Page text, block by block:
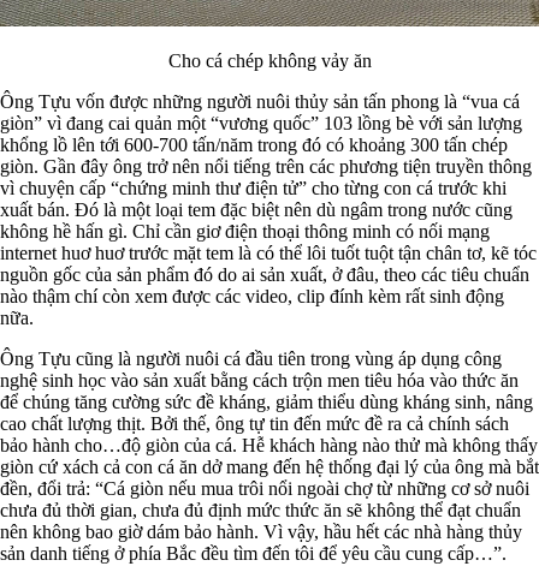
Cho cá chép không vảy ăn
Ông Tựu vốn được những người nuôi thủy sản tấn phong là “vua cá
giòn” vì đang cai quản một “vương quốc” 103 lồng bè với sản lượng
khổng lồ lên tới 600-700 tấn/năm trong đó có khoảng 300 tấn chép
giòn. Gần đây ông trở nên nổi tiếng trên các phương tiện truyền thông
vì chuyện cấp “chứng minh thư điện tử” cho từng con cá trước khi
xuất bán. Đó là một loại tem đặc biệt nên dù ngâm trong nước cũng
không hề hấn gì. Chỉ cần giơ điện thoại thông minh có nối mạng
internet huơ huơ trước mặt tem là có thể lôi tuốt tuột tận chân tơ, kẽ tóc
nguồn gốc của sản phẩm đó do ai sản xuất, ở đâu, theo các tiêu chuẩn
nào thậm chí còn xem được các video, clip đính kèm rất sinh động
nữa.
Ông Tựu cũng là người nuôi cá đầu tiên trong vùng áp dụng công
nghệ sinh học vào sản xuất bằng cách trộn men tiêu hóa vào thức ăn
để chúng tăng cường sức đề kháng, giảm thiểu dùng kháng sinh, nâng
cao chất lượng thịt. Bởi thế, ông tự tin đến mức đề ra cả chính sách
bảo hành cho…độ giòn của cá. Hễ khách hàng nào thử mà không thấy
giòn cứ xách cả con cá ăn dở mang đến hệ thống đại lý của ông mà bắt
đền, đổi trả: “Cá giòn nếu mua trôi nổi ngoài chợ từ những cơ sở nuôi
chưa đủ thời gian, chưa đủ định mức thức ăn sẽ không thể đạt chuẩn
nên không bao giờ dám bảo hành. Vì vậy, hầu hết các nhà hàng thủy
sản danh tiếng ở phía Bắc đều tìm đến tôi để yêu cầu cung cấp…”.